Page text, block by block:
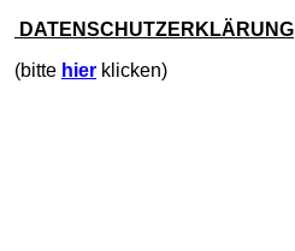
DATENSCHUTZERKLÄRUNG
(bitte hier klicken)